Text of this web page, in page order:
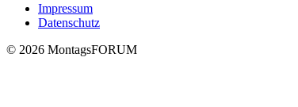
Impressum
Datenschutz
© 2026 MontagsFORUM